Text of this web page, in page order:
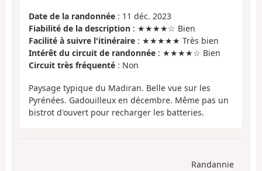
Date de la randonnée : 11 déc. 2023
Fiabilité de la description : ★★★★☆ Bien
Facilité à suivre l'itinéraire : ★★★★★ Très bien
Intérêt du circuit de randonnée : ★★★★☆ Bien
Circuit très fréquenté : Non
Paysage typique du Madiran. Belle vue sur les
Pyrénées. Gadouilleux en décembre. Même pas un
bistrot d'ouvert pour recharger les batteries.
Randannie